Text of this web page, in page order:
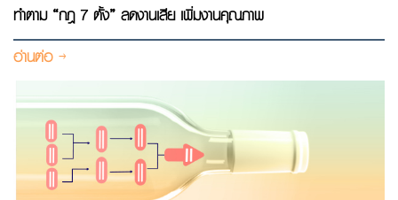
ทำตาม “กฎ 7 ตั้ง” ลดงานเสีย เพิ่มงานคุณภาพ
อ่านต่อ